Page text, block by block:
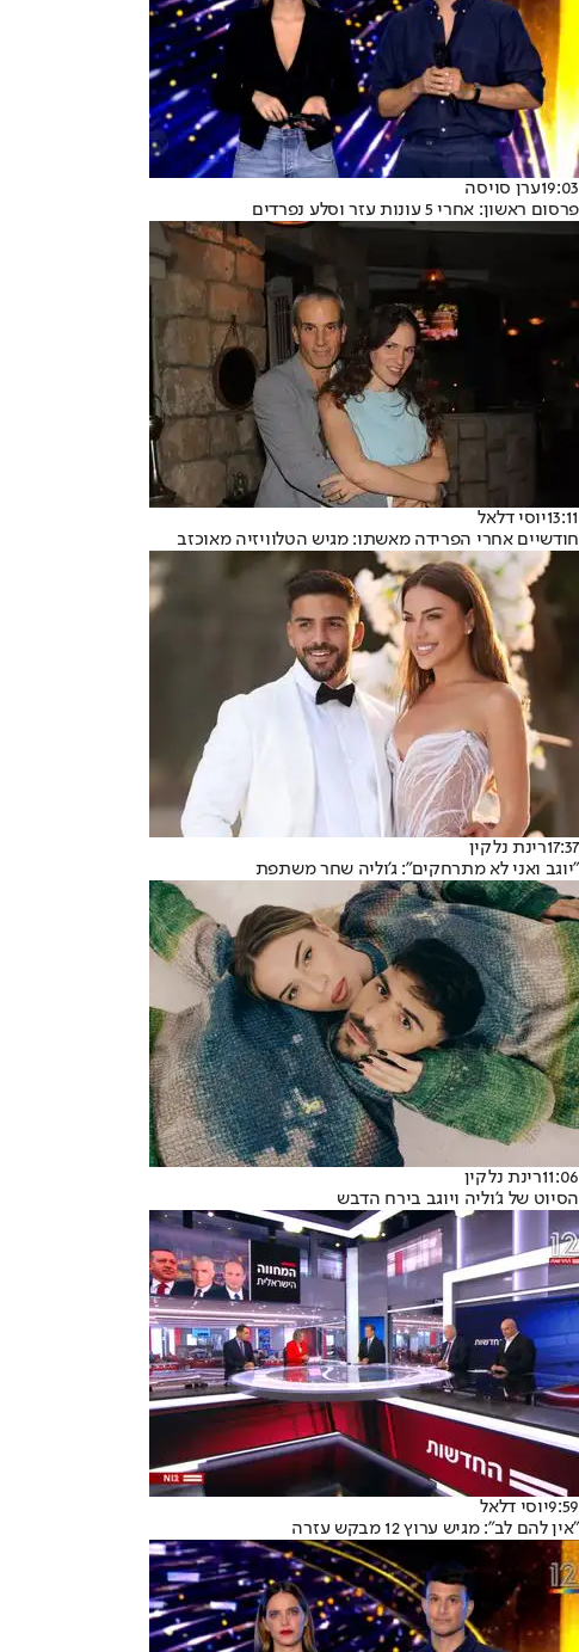
19:03ערן סויסה
פרסום ראשון: אחרי 5 עונות עזר וסלע נפרדים
13:11יוסי דלאל
חודשיים אחרי הפרידה מאשתו: מגיש הטלוויזיה מאוכזב
17:37רינת נלקין
"יוגב ואני לא מתרחקים": ג'וליה שחר משתפת
11:06רינת נלקין
הסיוט של ג'וליה ויוגב בירח הדבש
9:59יוסי דלאל
"אין להם לב": מגיש ערוץ 12 מבקש עזרה